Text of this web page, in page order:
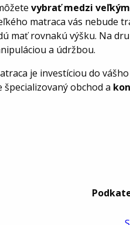
vybrať medzi
matraca vás nebude
mať rovnakú výšku. Na
a údržbou.
je investíciou do
obchod a